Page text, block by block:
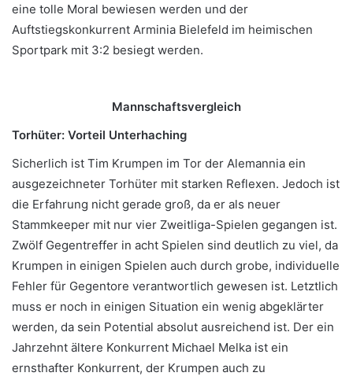
eine tolle Moral bewiesen werden und der
Auftstiegskonkurrent Arminia Bielefeld im heimischen
Sportpark mit 3:2 besiegt werden.
Mannschaftsvergleich
Torhüter: Vorteil Unterhaching
Sicherlich ist Tim Krumpen im Tor der Alemannia ein
ausgezeichneter Torhüter mit starken Reflexen. Jedoch ist
die Erfahrung nicht gerade groß, da er als neuer
Stammkeeper mit nur vier Zweitliga-Spielen gegangen ist.
Zwölf Gegentreffer in acht Spielen sind deutlich zu viel, da
Krumpen in einigen Spielen auch durch grobe, individuelle
Fehler für Gegentore verantwortlich gewesen ist. Letztlich
muss er noch in einigen Situation ein wenig abgeklärter
werden, da sein Potential absolut ausreichend ist. Der ein
Jahrzehnt ältere Konkurrent Michael Melka ist ein
ernsthafter Konkurrent, der Krumpen auch zu